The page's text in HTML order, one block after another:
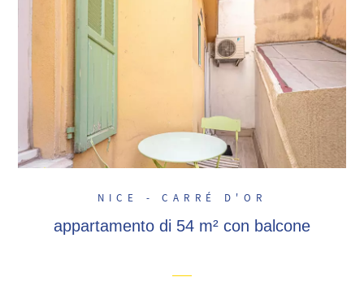
NICE - CARRÉ D'OR
appartamento di 54 m² con balcone